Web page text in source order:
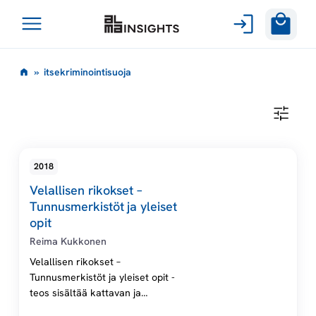
sisältöön
Avaa
i
e
k
r
» itsekriminointisuoja
M
I
N
O
N
T
S
U
2018
Velallisen rikokset –
Tunnusmerkistöt ja yleiset
opit
Reima Kukkonen
Velallisen rikokset –
Tunnusmerkistöt ja yleiset opit -
teos sisältää kattavan ja